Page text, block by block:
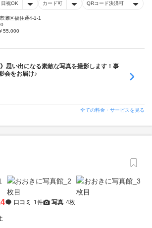
日祝OK カード可 QRコード決済可
灘区福住通4-1-1
55,000
》思い出になる素敵な写真を撮影します！事
会をお届け♪
全ての料金・サービスを見る
口コミ 1件 写真 4枚